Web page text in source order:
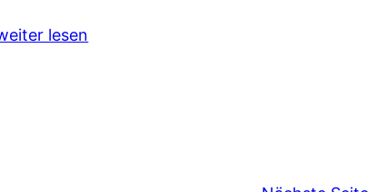
lesen